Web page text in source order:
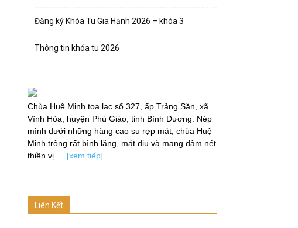
Đăng ký Khóa Tu Gia Hạnh 2026 – khóa 3
Thông tin khóa tu 2026
Chùa Huệ Minh tọa lạc số 327, ấp Trảng Săn, xã
Vĩnh Hòa, huyện Phú Giáo, tỉnh Bình Dương. Nép
mình dưới những hàng cao su rợp mát, chùa Huệ
Minh trông rất bình lặng, mát dịu và mang đậm nét
thiền vị…. [xem tiếp]
Liên Kết